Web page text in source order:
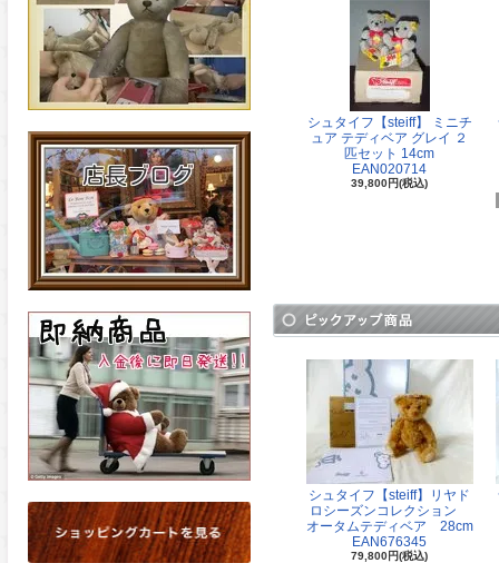
シュタイフ【steiff】 ミニチ
ュア テディベア グレイ ２
匹セット 14cm
EAN020714
39,800円(税込)
シュタイフ【steiff】リヤド
ロシーズンコレクション
オータムテディベア 28cm
EAN676345
79,800円(税込)